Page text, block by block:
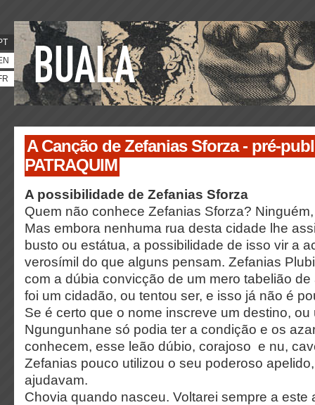
A Canção de Zefanias Sforza - pré-
PATRAQUIM
A possibilidade de Zefanias Sforza
Quem não conhece Zefanias Sforza?
Mas embora nenhuma rua desta cidade lhe
busto ou estátua, a possibilidade de isso vir a
verosímil do que alguns pensam. Zefanias
com a dúbia convicção de um mero tabelião
foi um cidadão, ou tentou ser, e isso já não é
Se é certo que o nome inscreve um destino, ou
Ngungunhane só podia ter a condição e os
conhecem, esse leão dúbio, corajoso e nu,
Zefanias pouco utilizou o seu poderoso
ajudavam.
Chovia quando nasceu. Voltarei sempre a este